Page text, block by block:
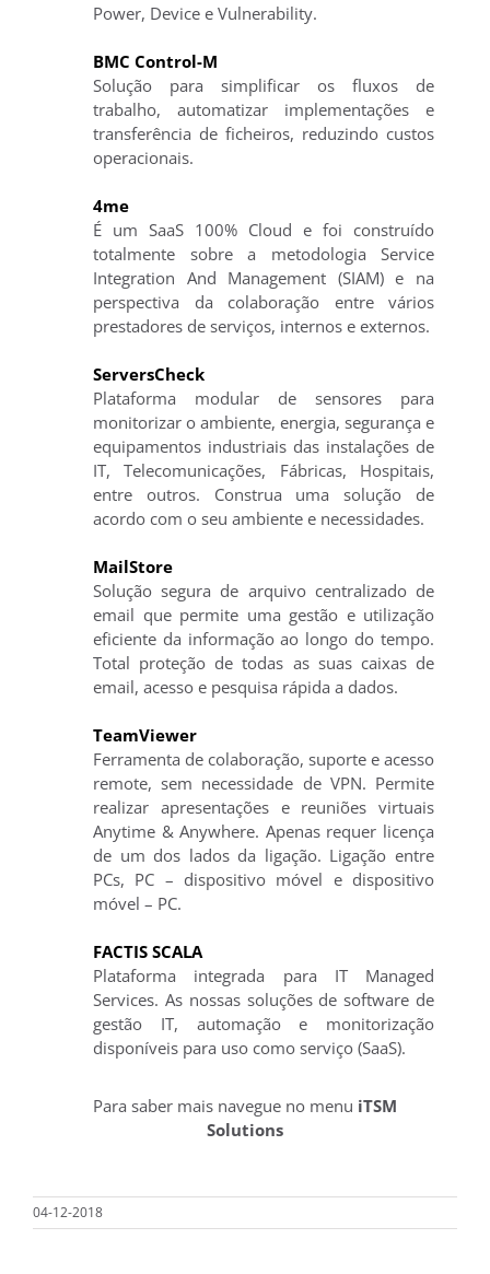
Power, Device e Vulnerability.
BMC Control-M
Solução para simplificar os fluxos de
trabalho, automatizar implementações e
transferência de ficheiros, reduzindo custos
operacionais.
4me
É um SaaS 100% Cloud e foi construído
totalmente sobre a metodologia Service
Integration And Management (SIAM) e na
perspectiva da colaboração entre vários
prestadores de serviços, internos e externos.
ServersCheck
Plataforma modular de sensores para
monitorizar o ambiente, energia, segurança e
equipamentos industriais das instalações de
IT, Telecomunicações, Fábricas, Hospitais,
entre outros. Construa uma solução de
acordo com o seu ambiente e necessidades.
MailStore
Solução segura de arquivo centralizado de
email que permite uma gestão e utilização
eficiente da informação ao longo do tempo.
Total proteção de todas as suas caixas de
email, acesso e pesquisa rápida a dados.
TeamViewer
Ferramenta de colaboração, suporte e acesso
remote, sem necessidade de VPN. Permite
realizar apresentações e reuniões virtuais
Anytime & Anywhere. Apenas requer licença
de um dos lados da ligação. Ligação entre
PCs, PC – dispositivo móvel e dispositivo
móvel – PC.
FACTIS SCALA
Plataforma integrada para IT Managed
Services. As nossas soluções de software de
gestão IT, automação e monitorização
disponíveis para uso como serviço (SaaS).
Para saber mais navegue no menu iTSM
Solutions
04-12-2018